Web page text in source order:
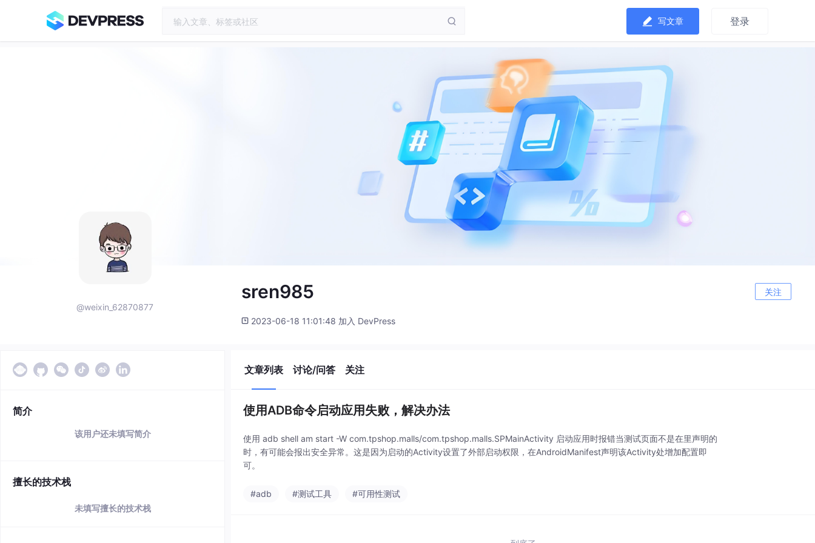
写文章 登录
@weixin_62870877
sren985 关注
2023-06-18 11:01:48 加入 DevPress
简介
该用户还未填写简介
擅长的技术栈
未填写擅长的技术栈
文章列表 讨论/问答 关注
使用ADB命令启动应用失败，解决办法
使用 adb shell am start -W com.tpshop.malls/com.tpshop.malls.SPMainActivity 启动应用时报错当测试页面不是在里声明的
时，有可能会报出安全异常。这是因为启动的Activity设置了外部启动权限，在AndroidManifest声明该Activity处增加配置即
可。
#adb #测试工具 #可用性测试